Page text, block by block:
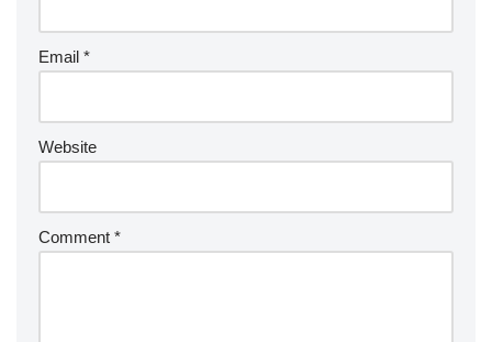
Email *
Website
Comment *